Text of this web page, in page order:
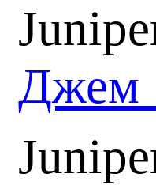
Джем